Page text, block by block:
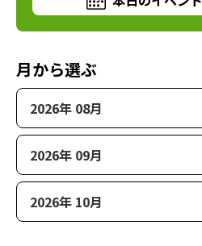
月から選ぶ
2026年 08月
2026年 09月
2026年 10月